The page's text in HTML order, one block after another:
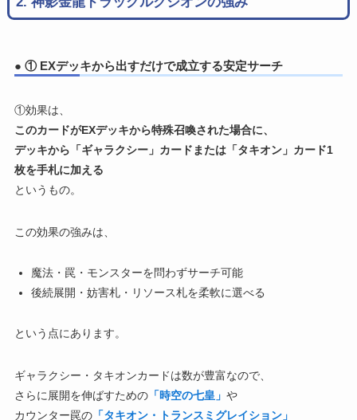
● ① EXデッキから出すだけで成立する安定サーチ
①効果は、
このカードがEXデッキから特殊召喚された場合に、
デッキから「ギャラクシー」カードまたは「タキオン」カード1
枚を手札に加える
というもの。
この効果の強みは、
魔法・罠・モンスターを問わずサーチ可能
後続展開・妨害札・リソース札を柔軟に選べる
という点にあります。
ギャラクシー・タキオンカードは数が豊富なので、
さらに展開を伸ばすための「時空の七皇」 や
カウンター罠の「タキオン・トランスミグレイション」